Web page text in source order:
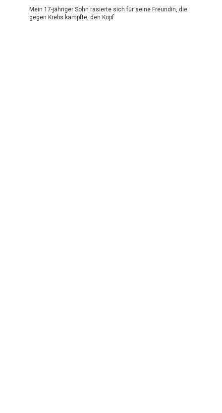
Mein 17-jähriger Sohn rasierte sich für seine Freundin, die
gegen Krebs kämpfte, den Kopf